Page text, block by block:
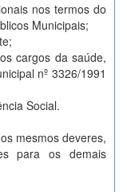
nos termos do
Municipais;
cargos da saúde,
nº 3326/1991
Social.
mesmos deveres,
para os demais